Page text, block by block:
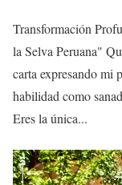
Transformación
la Selva Peruana"
carta expresando mi
habilidad como
Eres la única...